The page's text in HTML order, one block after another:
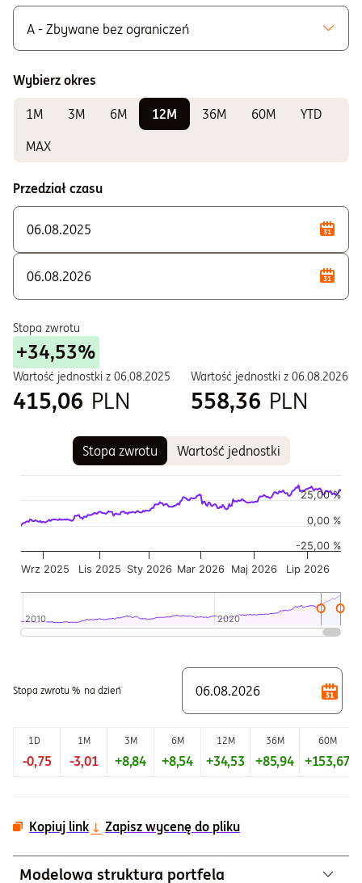
A - Zbywane bez ograniczeń
K - Zbywane w ramach IKE i IKZE
Do sprawdzania wyników
E - Zbywane w ramach PPE i PPI
S - Zbywane w ramach PPE i PPI
Wybierz okres
1M 3M 6M 12M 36M 60M
YTD
MAX
Przedział czasu
Stopa zwrotu
+34,53%
Wartość jednostki z 06.08.2025
415,06 PLN
Wartość jednostki z 06.08.2026
558,36 PLN
Stopa zwrotu Wartość jednostki
Wykres kombinowany z 2 seriami danych.
Wykres pokazuje historię wartości jednostki funduszu
Wykres ma 2 osi X wyświetlające Czas, i Czas.
Wykres ma 2 osi Y wyświetlające Wartość jednostki w
Sty 2026
Wrz 2025 Lis 2025 Mar 2026 Maj 2026 Lip 2026
2010
2010 2020
2020
0,00 %
-25,00 %
25,00 %
Stopa zwrotu % na dzień
1D 1M 3M 6M 12M 36M 60M
-0,75 -3,01 +8,84 +8,54 +34,53 +85,94 +153,67
Kopiuj link Zapisz wycenę do pliku
Modelowa struktura portfela